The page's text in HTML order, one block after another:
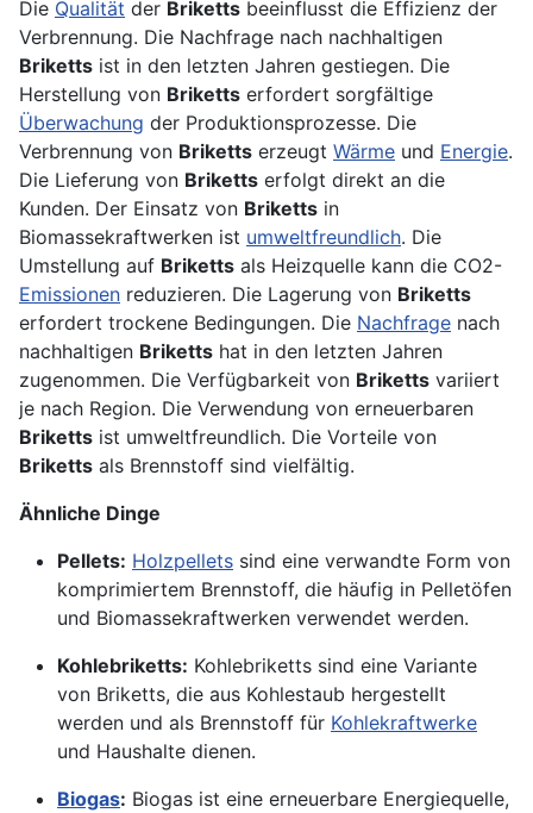
Die Qualität der Briketts beeinflusst die Effizienz der
Verbrennung. Die Nachfrage nach nachhaltigen
Briketts ist in den letzten Jahren gestiegen. Die
Herstellung von Briketts erfordert sorgfältige
Überwachung der Produktionsprozesse. Die
Verbrennung von Briketts erzeugt Wärme und Energie.
Die Lieferung von Briketts erfolgt direkt an die
Kunden. Der Einsatz von Briketts in
Biomassekraftwerken ist umweltfreundlich. Die
Umstellung auf Briketts als Heizquelle kann die CO2-
Emissionen reduzieren. Die Lagerung von Briketts
erfordert trockene Bedingungen. Die Nachfrage nach
nachhaltigen Briketts hat in den letzten Jahren
zugenommen. Die Verfügbarkeit von Briketts variiert
je nach Region. Die Verwendung von erneuerbaren
Briketts ist umweltfreundlich. Die Vorteile von
Briketts als Brennstoff sind vielfältig.
Ähnliche Dinge
Pellets: Holzpellets sind eine verwandte Form von
komprimiertem Brennstoff, die häufig in Pelletöfen
und Biomassekraftwerken verwendet werden.
Kohlebriketts: Kohlebriketts sind eine Variante
von Briketts, die aus Kohlestaub hergestellt
werden und als Brennstoff für Kohlekraftwerke
und Haushalte dienen.
Biogas: Biogas ist eine erneuerbare Energiequelle,